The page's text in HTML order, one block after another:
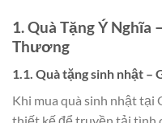
1. Quà Tặng Ý Nghĩa
Thương
1.1. Quà tặng sinh nhật –
Khi mua quà sinh nhật tại